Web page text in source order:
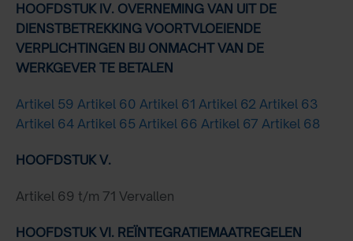
HOOFDSTUK IV. OVERNEMING VAN UIT DE
DIENSTBETREKKING VOORTVLOEIENDE
VERPLICHTINGEN BIJ ONMACHT VAN DE
WERKGEVER TE BETALEN
Artikel 59 Artikel 60 Artikel 61 Artikel 62 Artikel 63
Artikel 64 Artikel 65 Artikel 66 Artikel 67 Artikel 68
HOOFDSTUK V.
Artikel 69 t/m 71 Vervallen
HOOFDSTUK VI. REÏNTEGRATIEMAATREGELEN